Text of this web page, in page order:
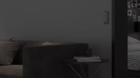
appelle